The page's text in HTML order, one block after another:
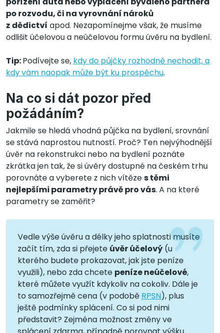
po rozvodu, či na vyrovnání nároků
z dědictví apod. Nezapomínejme však, že musíme
odlišit účelovou a neúčelovou formu úvěru na bydlení.
Tip:Podívejte se, kdy do půjčky rozhodně nechodit, a
kdy vám naopak může být ku prospěchu.
Na co si dát pozor před
požádáním?
Jakmile se hledá vhodná půjčka na bydlení, srovnání
se stává naprostou nutností. Proč? Ten nejvýhodnější
úvěr na rekonstrukci nebo na bydlení poznáte
zkrátka jen tak, že si úvěry dostupné na českém trhu
porovnáte a vyberete z nich vítězes těmi
nejlepšími parametry právě pro vás. A na které
parametry se zaměřit?
Vedle výše úvěru a délky jeho splatnosti musíte
začít tím, zda si přejete úvěr účelový (u
kterého budete prokazovat, jak jste peníze
využili), nebo zda chcete peníze neúčelové,
které můžete využít kdykoliv na cokoliv. Dále je
to samozřejmě cena (v podobě RPSN), plus
ještě podmínky splácení. Co si pod nimi
představit? Zejména možnost změny ve